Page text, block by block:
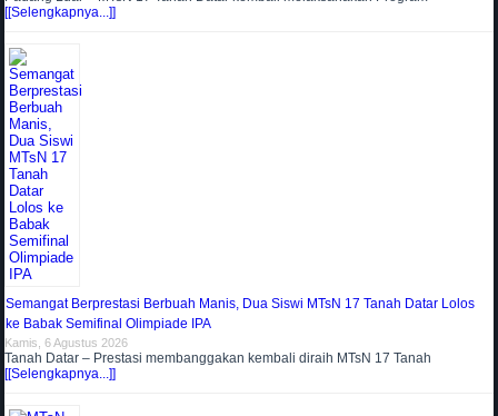
[[Selengkapnya...]]
Semangat Berprestasi Berbuah Manis, Dua Siswi MTsN 17 Tanah Datar Lolos
ke Babak Semifinal Olimpiade IPA
Kamis, 6 Agustus 2026
Tanah Datar – Prestasi membanggakan kembali diraih MTsN 17 Tanah
[[Selengkapnya...]]